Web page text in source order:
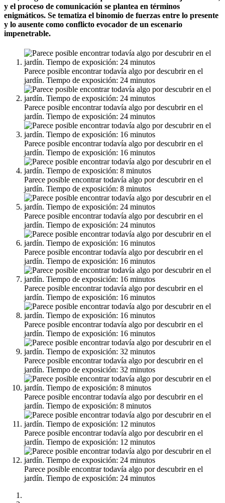
y el proceso de comunicación se plantea en términos
enigmáticos. Se tematiza el binomio de fuerzas entre lo presente
y lo ausente como conflicto evocador de un escenario
impenetrable.
Parece posible encontrar todavía algo por descubrir en el
jardín. Tiempo de exposición: 24 minutos
Parece posible encontrar todavía algo por descubrir en el
jardín. Tiempo de exposición: 24 minutos
Parece posible encontrar todavía algo por descubrir en el
jardín. Tiempo de exposición: 16 minutos
Parece posible encontrar todavía algo por descubrir en el
jardín. Tiempo de exposición: 8 minutos
Parece posible encontrar todavía algo por descubrir en el
jardín. Tiempo de exposición: 24 minutos
Parece posible encontrar todavía algo por descubrir en el
jardín. Tiempo de exposición: 16 minutos
Parece posible encontrar todavía algo por descubrir en el
jardín. Tiempo de exposición: 16 minutos
Parece posible encontrar todavía algo por descubrir en el
jardín. Tiempo de exposición: 16 minutos
Parece posible encontrar todavía algo por descubrir en el
jardín. Tiempo de exposición: 32 minutos
Parece posible encontrar todavía algo por descubrir en el
jardín. Tiempo de exposición: 8 minutos
Parece posible encontrar todavía algo por descubrir en el
jardín. Tiempo de exposición: 12 minutos
Parece posible encontrar todavía algo por descubrir en el
jardín. Tiempo de exposición: 24 minutos